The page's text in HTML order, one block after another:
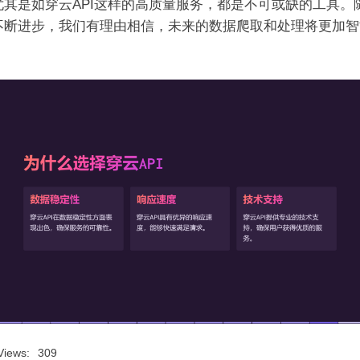
其是如穿云API这样的高质量服务，都是不可或缺的工具。
断进步，我们有理由相信，未来的数据爬取和处理将更加智
309